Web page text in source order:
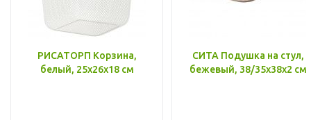
РИСАТОРП Корзина,
белый, 25x26x18 см
СИТА Подушка на стул,
бежевый, 38/35x38x2 см